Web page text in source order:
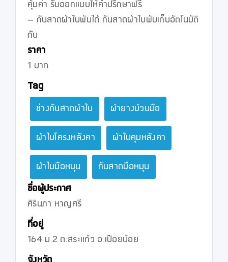
คุ้มค่า รับออกแบบให้คำปรึกษาฟรี
– กันสาดผ้าใบพับได้ กันสาดผ้าใบพับเก็บอัตโนมัติ
กัน
ราคา
1 บาท
Tag
ช่างกันสาดผ้าใบ ผ้ายางม้วนมือ
ผ้าใบโครงหลังคา ผ้าใบคุมหลังคา
ผ้าใบมือหมุน กันสาดมือหมุน
ชื่อผู้ประกาศ
ศิรินภา หาญศรี
ที่อยู่
164 ม.2 ต.สระแก้ว อ.เปือยน้อย